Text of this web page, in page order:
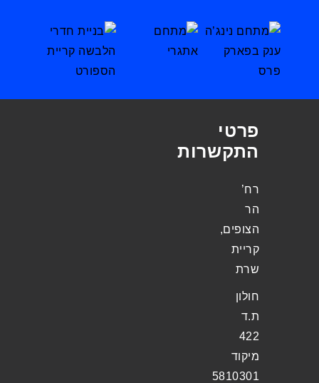
פרטי
התקשרות
רח’
הר
הצופים,
קריית
שרת
חולון
ת.ד
422
מיקוד
5810301